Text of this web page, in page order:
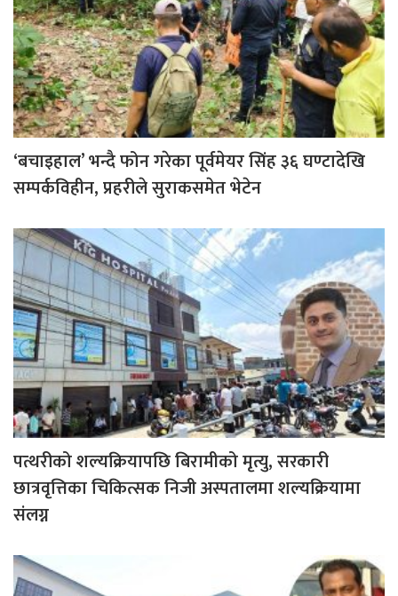
‘बचाइहाल’ भन्दै फोन गरेका पूर्वमेयर सिंह ३६ घण्टादेखि
सम्पर्कविहीन, प्रहरीले सुराकसमेत भेटेन
पत्थरीको शल्यक्रियापछि बिरामीको मृत्यु, सरकारी
छात्रवृत्तिका चिकित्सक निजी अस्पतालमा शल्यक्रियामा
संलग्न